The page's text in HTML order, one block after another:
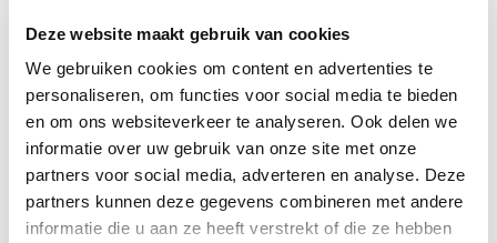
Deze website maakt gebruik van cookies
We gebruiken cookies om content en advertenties te
personaliseren, om functies voor social media te bieden
en om ons websiteverkeer te analyseren. Ook delen we
informatie over uw gebruik van onze site met onze
partners voor social media, adverteren en analyse. Deze
partners kunnen deze gegevens combineren met andere
informatie die u aan ze heeft verstrekt of die ze hebben
Abonneer